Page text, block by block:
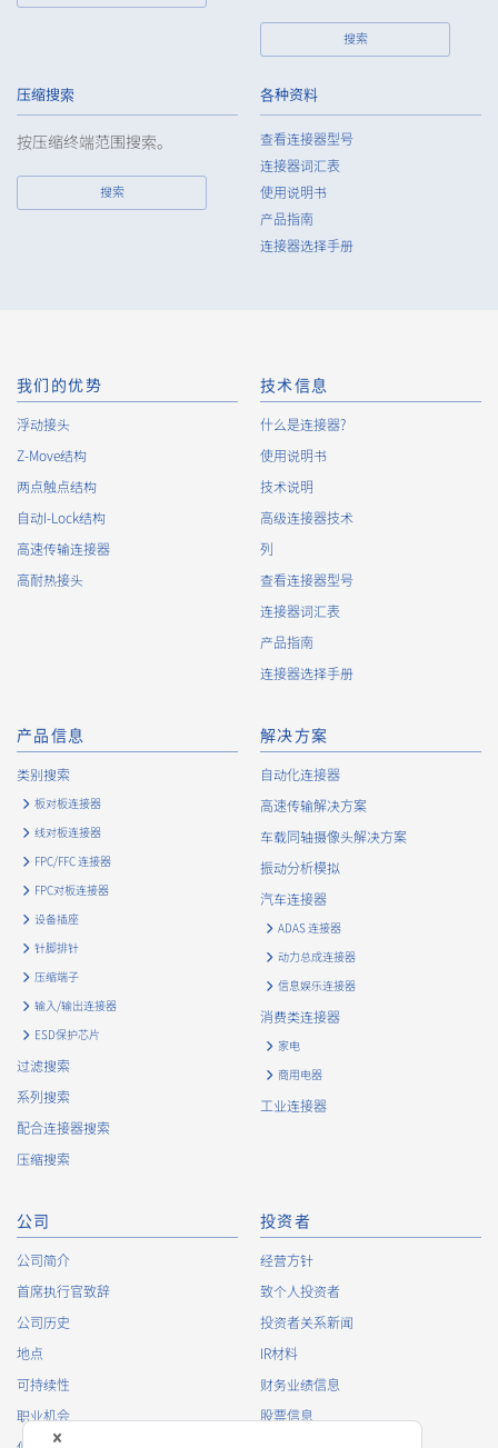
搜索
压缩搜索
按压缩终端范围搜索。
搜索
各种资料
查看连接器型号
连接器词汇表
使用说明书
产品指南
连接器选择手册
我们的优势
浮动接头
Z-Move结构
两点触点结构
自动I-Lock结构
高速传输连接器
高耐热接头
技术信息
什么是连接器?
使用说明书
技术说明
高级连接器技术
列
查看连接器型号
连接器词汇表
产品指南
连接器选择手册
产品信息
类别搜索
板对板连接器
线对板连接器
FPC/FFC 连接器
FPC对板连接器
设备插座
针脚排针
压缩端子
输入/输出连接器
ESD保护芯片
过滤搜索
系列搜索
配合连接器搜索
压缩搜索
解决方案
自动化连接器
高速传输解决方案
车载同轴摄像头解决方案
振动分析模拟
汽车连接器
ADAS 连接器
动力总成连接器
信息娱乐连接器
消费类连接器
家电
商用电器
工业连接器
公司
公司简介
首席执行官致辞
公司历史
地点
可持续性
职业机会
投资者
经营方针
致个人投资者
投资者关系新闻
IR材料
财务业绩信息
股票信息